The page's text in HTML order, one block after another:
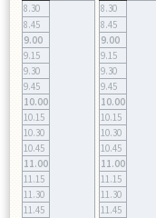
8.30
8.45
9.00
9.15
9.30
9.45
10.00
10.15
10.30
10.45
11.00
11.15
11.30
11.45
8.30
8.45
9.00
9.15
9.30
9.45
10.00
10.15
10.30
10.45
11.00
11.15
11.30
11.45